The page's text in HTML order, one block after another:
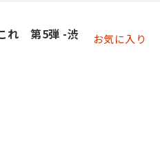
れ 第5弾 -渋
お気に入り